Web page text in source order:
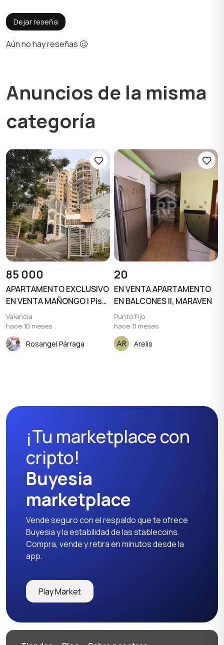
Dejar reseña
Aún no hay reseñas 🥴
Anuncios de la misma
categoría
85 000
APARTAMENTO EXCLUSIVO
EN VENTA MAÑONGO | Piso
Bajo + Planta Eléctrica
Total + Pozo de Agua +
Amoblado + Vista
Panorámica + Clima de
Valencia
hace 10 meses
Rosangel Párraga
20
EN VENTA APARTAMENTO
EN BALCONES II, MARAVEN
Punto Fijo
hace 11 meses
Arelis
¡Tu marketplace con
cripto!
Buyesia
marketplace
Vende seguro con el respaldo que te ofrece
Buyesia y la estabilidad de las stablecoins.
Compra, vende y retira en minutos desde la
app.
Play Market